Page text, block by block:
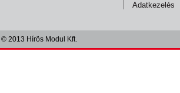
Adatkezelés
© 2013 Hírös Modul Kft.